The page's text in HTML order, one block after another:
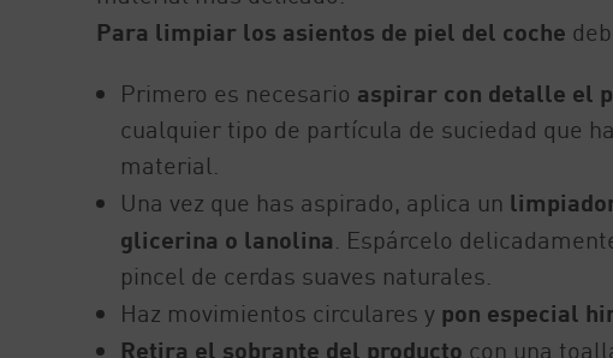
Para limpiar los asientos de piel del coche
Primero es necesario aspirar con detalle el
cualquier tipo de partícula de suciedad que
material.
Una vez que has aspirado, aplica un
glicerina o lanolina. Espárcelo
pincel de cerdas suaves naturales.
Haz movimientos circulares y pon especial
Retira el sobrante del producto con una